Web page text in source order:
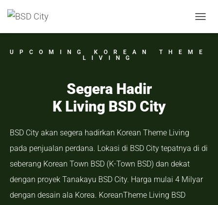
O
G
UPCOMING KOREAN THEME
LIVING
Segera Hadir
K Living BSD City
BSD City akan segera hadirkan Korean Theme Living
pada penjualan perdana. Lokasi di BSD City tepatnya di di
seberang Korean Town BSD (K-Town BSD) dan dekat
dengan proyek Tanakayu BSD City. Harga mulai 4 Milyar
dengan desain ala Korea. KoreanTheme Living BSD